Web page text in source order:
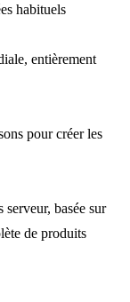
habituels
entièrement
pour créer les
serveur, basée sur
de produits